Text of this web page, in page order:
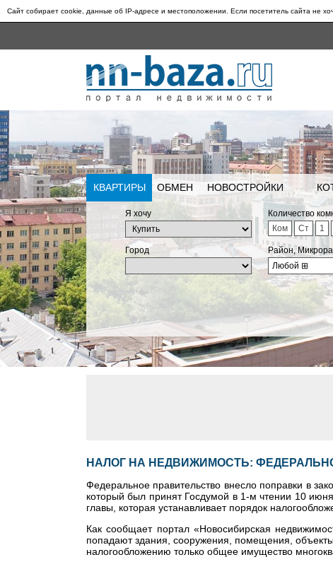
Сайт собирает cookie, данные об IP-адресе и местоположении. Если посетитель сайта не
КВАРТИРЫ ОБМЕН НОВОСТРОЙКИ
Я хочу
Количество
Ком
Ст 1
Город
Район,
Любой ⊞
НАЛОГ НА НЕДВИЖИМОСТЬ:
Федеральное правительство внесло поправки в
который был принят Госдумой в 1-м чтении 10
главы, которая устанавливает порядок
Как сообщает портал «Новосибирская
попадают здания, сооружения, помещения,
налогообложению только общее имущество